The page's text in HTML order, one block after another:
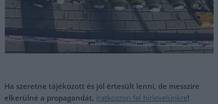
Ha szeretne tájékozott és jól értesült lenni, de messzire
elkerülné a propagandát, iratkozzon fel hírlevelünkre!